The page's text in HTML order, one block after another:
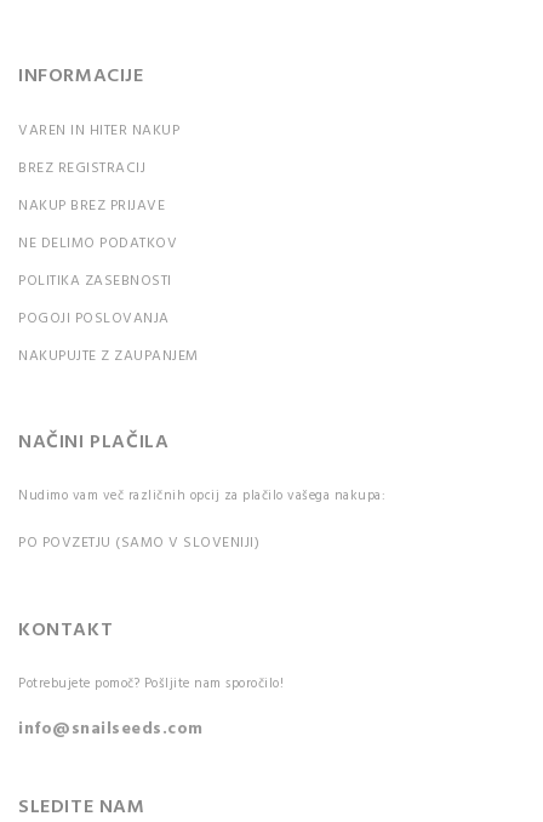
INFORMACIJE
VAREN IN HITER NAKUP
BREZ REGISTRACIJ
NAKUP BREZ PRIJAVE
NE DELIMO PODATKOV
POLITIKA ZASEBNOSTI
POGOJI POSLOVANJA
NAKUPUJTE Z ZAUPANJEM
NAČINI PLAČILA
Nudimo vam več različnih opcij za plačilo vašega nakupa:
PO POVZETJU (SAMO V SLOVENIJI)
KONTAKT
Potrebujete pomoč? Pošljite nam sporočilo!
info@snailseeds.com
SLEDITE NAM